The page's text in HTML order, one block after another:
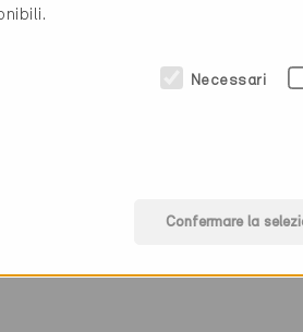
Necessari
Confermare la